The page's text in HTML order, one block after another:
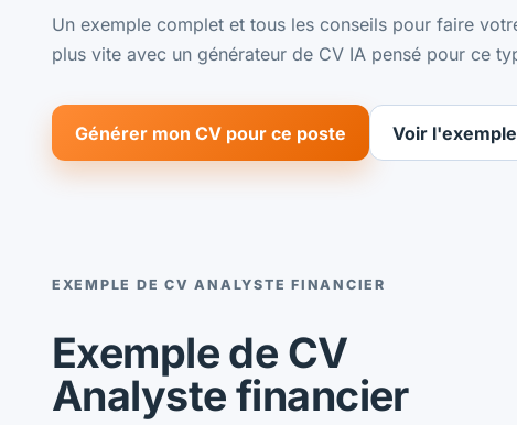
Un exemple complet et tous les conseils pour faire
plus vite avec un générateur de CV IA pensé pour ce
Générer mon CV pour ce poste Voir l'exemple
EXEMPLE DE CV ANALYSTE FINANCIER
Exemple de CV
Analyste financier